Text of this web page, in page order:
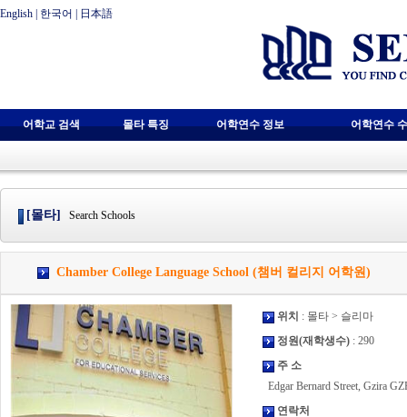
English 한국어 日本語
어학교 검색 몰타 특징 어학연수 정보 어학연수
[몰타] Search Schools
Chamber College Language School (챔버 컬리지 어학원)
위치 : 몰타 > 슬리마
정원(재학생수) : 290
주 소
Edgar Bernard Street, Gzira
연락처